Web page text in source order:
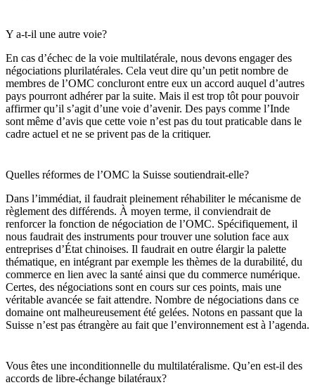
Y a-t-il une autre voie?
En cas d’échec de la voie multilatérale, nous devons engager des
négociations plurilatérales. Cela veut dire qu’un petit nombre de
membres de l’OMC concluront entre eux un accord auquel d’autres
pays pourront adhérer par la suite. Mais il est trop tôt pour pouvoir
affirmer qu’il s’agit d’une voie d’avenir. Des pays comme l’Inde
sont même d’avis que cette voie n’est pas du tout praticable dans le
cadre actuel et ne se privent pas de la critiquer.
Quelles réformes de l’OMC la Suisse soutiendrait-elle?
Dans l’immédiat, il faudrait pleinement réhabiliter le mécanisme de
règlement des différends. À moyen terme, il conviendrait de
renforcer la fonction de négociation de l’OMC. Spécifiquement, il
nous faudrait des instruments pour trouver une solution face aux
entreprises d’État chinoises. Il faudrait en outre élargir la palette
thématique, en intégrant par exemple les thèmes de la durabilité, du
commerce en lien avec la santé ainsi que du commerce numérique.
Certes, des négociations sont en cours sur ces points, mais une
véritable avancée se fait attendre. Nombre de négociations dans ce
domaine ont malheureusement été gelées. Notons en passant que la
Suisse n’est pas étrangère au fait que l’environnement est à l’agenda.
Vous êtes une inconditionnelle du multilatéralisme. Qu’en est-il des
accords de libre-échange bilatéraux?